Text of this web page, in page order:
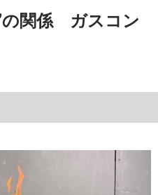
”の関係 ガスコン